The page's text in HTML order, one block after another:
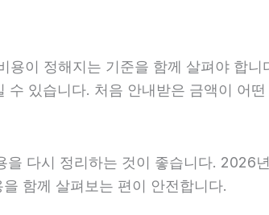
이 정해지는 기준을 함께 살펴야 합
있습니다. 처음 안내받은 금액이 어
다시 정리하는 것이 좋습니다. 2026
함께 살펴보는 편이 안전합니다.